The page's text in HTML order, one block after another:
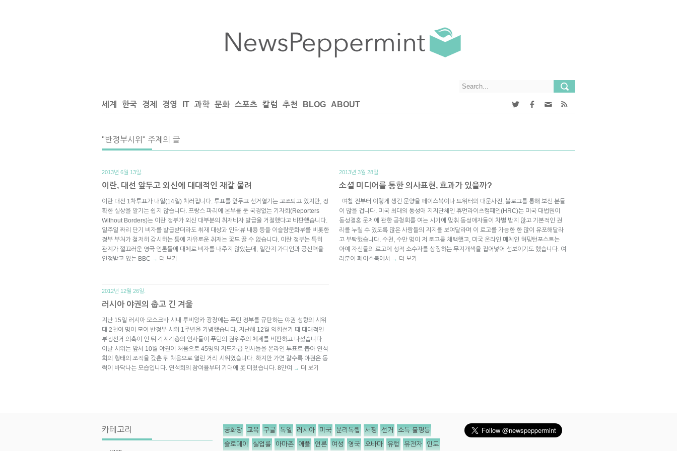
세계 한국 경제 경영 IT 과학 문화 스포츠 칼럼 추천 BLOG ABOUT
"반정부시위" 주제의 글
2013년 6월 13일.
이란, 대선 앞두고 외신에 대대적인 재갈 물려
이란 대선 1차투표가 내일(14일) 치러집니다. 투표를 앞두고 선거열기는 고조되고 있지만, 정
확한 실상을 알기는 쉽지 않습니다. 프랑스 파리에 본부를 둔 국경없는 기자회(Reporters
Without Borders)는 이란 정부가 외신 대부분의 취재비자 발급을 거절했다고 비판했습니다.
일주일 짜리 단기 비자를 발급받더라도 취재 대상과 인터뷰 내용 등을 이슬람문화부를 비롯한
정부 부처가 철저히 감시하는 통에 자유로운 취재는 꿈도 꿀 수 없습니다. 이란 정부는 특히
관계가 껄끄러운 영국 언론들에 대체로 비자를 내주지 않았는데, 일간지 가디언과 공신력을
인정받고 있는 BBC → 더 보기
2013년 3월 28일.
소셜 미디어를 통한 의사표현, 효과가 있을까?
며칠 전부터 이렇게 생긴 문양을 페이스북이나 트위터의 대문사진, 블로그를 통해 보신 분들
이 많을 겁니다. 미국 최대의 동성애 지지단체인 휴먼라이츠캠페인(HRC)는 미국 대법원이
동성결혼 문제에 관한 공청회를 여는 시기에 맞춰 동성애자들이 차별 받지 않고 기본적인 권
리를 누릴 수 있도록 많은 사람들의 지지를 보여달라며 이 로고를 가능한 한 많이 유포해달라
고 부탁했습니다. 수천, 수만 명이 저 로고를 채택했고, 미국 온라인 매체인 허핑턴포스트는
아예 자신들의 로고에 성적 소수자를 상징하는 무지개색을 집어넣어 선보이기도 했습니다. 여
러분이 페이스북에서
→ 더 보기
2012년 12월 26일.
러시아 야권의 춥고 긴 겨울
지난 15일 러시아 모스크바 시내 루비앙카 광장에는 푸틴 정부를 규탄하는 야권 성향의 시위
대 2천여 명이 모여 반정부 시위 1주년을 기념했습니다. 지난해 12월 의회선거 때 대대적인
부정선거 의혹이 인 뒤 각계각층의 인사들이 푸틴의 권위주의 체제를 비판하고 나섰습니다.
이날 시위는 앞서 10월 야권이 처음으로 45명의 지도자급 인사들을 온라인 투표로 뽑아 연석
회의 형태의 조직을 갖춘 뒤 처음으로 열린 거리 시위였습니다. 하지만 가면 갈수록 야권은 동
력이 바닥나는 모습입니다. 연석회의 참여율부터 기대에 못 미쳤습니다. 8만여 → 더 보기
카테고리 공화당 교육 구글 독일 러시아 미국 분리독립 서평 선거 소득 불평등
슬로데이 실업률 아마존 애플 언론 여성 영국 오바마 유럽 유전자 인도